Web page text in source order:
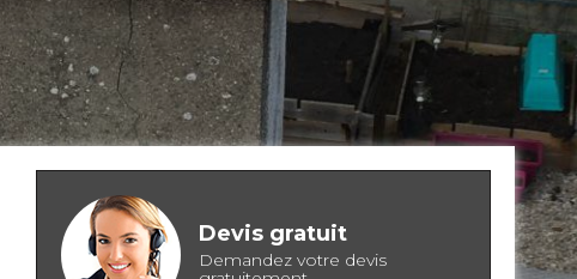
Devis gratuit
Demandez votre devis